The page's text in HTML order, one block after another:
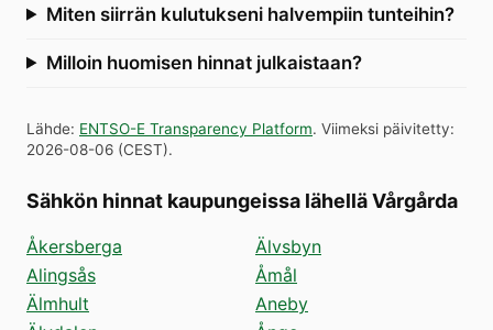
Miten siirrän kulutukseni halvempiin tunteihin?
Milloin huomisen hinnat julkaistaan?
Lähde: ENTSO-E Transparency Platform. Viimeksi päivitetty:
2026-08-06 (CEST).
Sähkön hinnat kaupungeissa lähellä Vårgårda
Åkersberga
Alingsås
Älmhult
Älvsbyn
Åmål
Aneby